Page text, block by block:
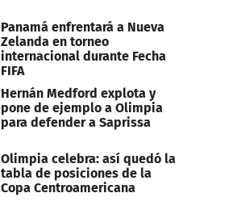
Panamá enfrentará a Nueva
Zelanda en torneo
internacional durante Fecha
FIFA
Hernán Medford explota y
pone de ejemplo a Olimpia
para defender a Saprissa
Olimpia celebra: así quedó la
tabla de posiciones de la
Copa Centroamericana